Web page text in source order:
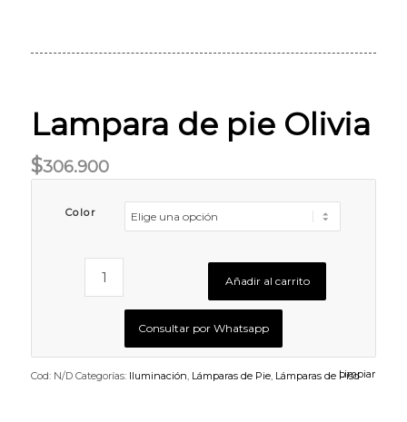
Lampara de pie Olivia
$306.900
Color
Limpiar
Añadir al carrito
Consultar por Whatsapp
Cod: N/D Categorías: Iluminación Lámparas de Pie, Lámparas de Piso